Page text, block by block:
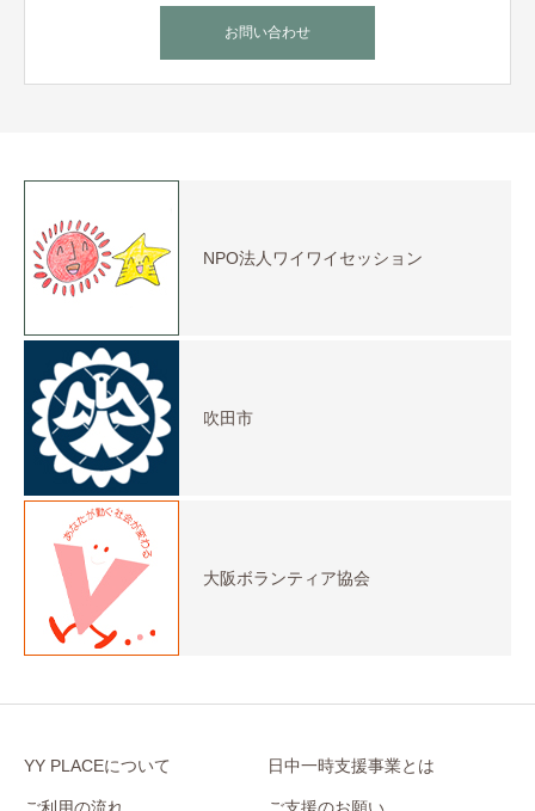
お問い合わせ
NPO法人ワイワイセッション
吹田市
大阪ボランティア協会
YY PLACEについて 日中一時支援事業とは